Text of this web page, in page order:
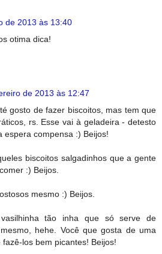
de 2013 às 13:40
otima dica!
de 2013 às 12:47
gosto de fazer biscoitos, mas tem que
rs. Esse vai à geladeira - detesto
espera compensa :) Beijos!
biscoitos salgadinhos que a gente
:) Beijos.
mesmo :) Beijos.
tão inha que só serve de
hehe. Você que gosta de uma
los bem picantes! Beijos!